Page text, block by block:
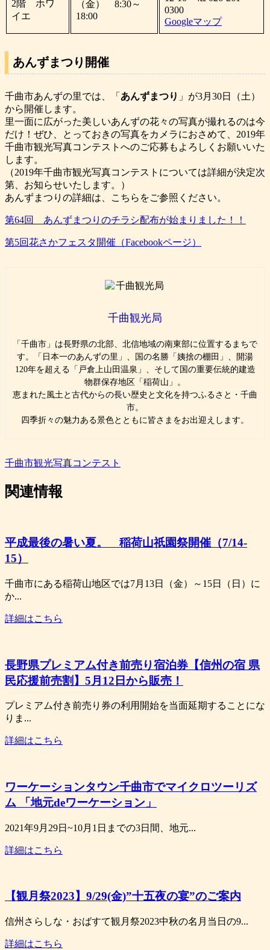
2階 ホワ
イエ
（金） 8:30～
18:00
0300
Googleマップ
あんずまつり開催
千曲市あんずの里では、「 あんずまつり 」が3月30日（土）
から開催します。
里一面に広がった美しいあんずの花々の写真が撮れるのは今
だけ！ぜひ、とっておきの写真をカメラにおさめて、2019年
千曲市観光写真コンテストへのご応募もよろしくお願いいた
します。
（2019年千曲市観光写真コンテストについては詳細が決定次
第、お知らせいたします。）
あんずまつりの詳細は、こちらをご参照ください。
第64回 あんずまつりのチラシ配布が始まりました！！
第5回花さかフェスタ開催（Facebookページ）
千曲観光局
「千曲市」は長野県の北部、北信地域の南東部に位置するまちで
す。「日本一のあんずの里」、国の名勝「姨捨の棚田」、開湯
120年を超える「戸倉上山田温泉」、そして国の重要伝統的建造
物群保存地区「稲荷山」。
恵まれた風土と古代からの長い歴史と文化を持つふるさと・千曲
市。
四季折々の魅力ある景色とともに皆さまをお出迎えします。
千曲市観光写真コンテスト
関連情報
平成最後の暑い夏。 稲荷山祇園祭開催（7/14-
15）
千曲市にある稲荷山地区では7月13日（金）～15日（日）に
か...
詳細はこちら
長野県プレミアム付き前売り宿泊券【信州の宿 県
民応援前売割】5月12日から販売！
プレミアム付き前売り券の利用開始を当面延期することにな
りま...
詳細はこちら
ワーケーションタウン千曲市でマイクロツーリズ
ム 「地元deワーケーション」
2021年9月29日~10月1日までの3日間、地元...
詳細はこちら
【観月祭2023】9/29(金)”十五夜の宴”のご案内
信州さらしな・おばすて観月祭2023中秋の名月当日の9...
詳細はこちら